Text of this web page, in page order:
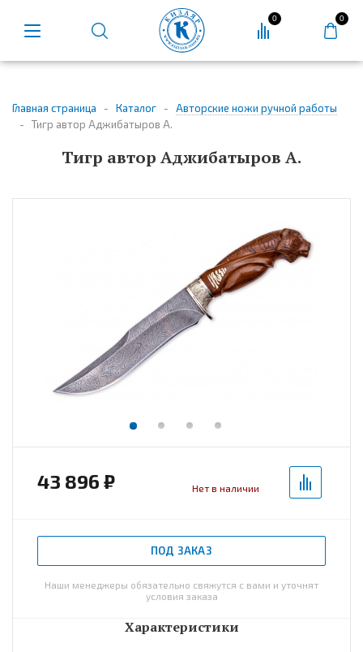
0 0
Главная страница - Каталог -
Авторские ножи ручной работы
-
Тигр автор Аджибатыров А.
Тигр автор Аджибатыров А.
43 896 ₽ Нет в наличии
ПОД ЗАКАЗ
Наши менеджеры обязательно свяжутся с вами и уточнят
условия заказа
Характеристики